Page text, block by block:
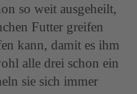
so weit ausgeheilt,
Futter greifen
kann, damit es ihm
alle drei schon ein
sie sich immer